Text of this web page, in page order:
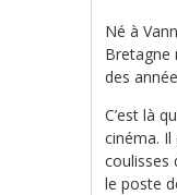
Né à
Bretagne
des
C’est là
cinéma.
coulisses
le poste